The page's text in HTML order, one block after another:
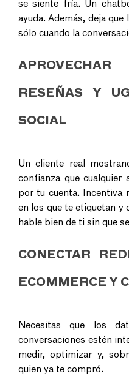
se siente fría. Un
ayuda. Además, deja
sólo cuando la
RESEÑAS Y
SOCIAL
Un cliente real
confianza que cualquier
por tu cuenta. Incentiva
en los que te etiquetan y
hable bien de ti sin que
CONECTAR
ECOMMERCE Y
Necesitas que los
conversaciones estén
medir, optimizar y,
quien ya te compró.